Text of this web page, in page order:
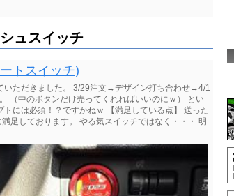
ュスイッチ
トスイッチ)
いただきました。 3/29注文→デザイン打ち合わせ→4/1
（中のボタンだけ売ってくれればいいのにｗ） とい
には必須！？ですかねｗ 【満足している点】 送った
足しております。 やる気スイッチではなく・・・ 明